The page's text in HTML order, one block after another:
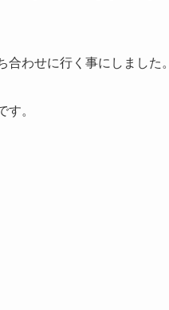
わせに行く事にしました。
す。